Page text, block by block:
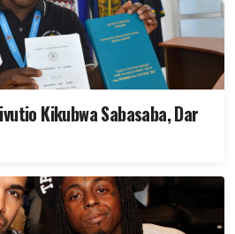
Kikubwa Sabasaba, Dar